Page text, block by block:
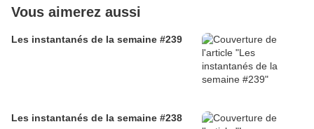
Vous aimerez aussi
Les instantanés de la semaine #239
Les instantanés de la semaine #238